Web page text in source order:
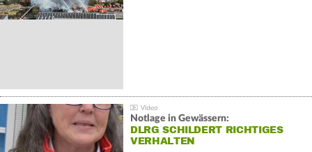
Notlage in Gewässern:
DLRG SCHILDERT RICHTIGES
VERHALTEN